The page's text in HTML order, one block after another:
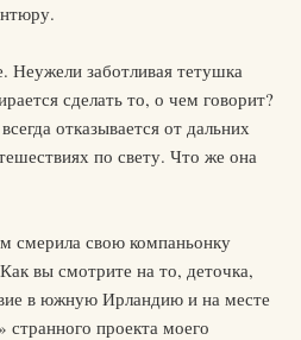
заботливая тетушка
сделать то, о чем говорит?
отказывается от дальних
по свету. Что же она
свою компаньонку
вы смотрите на то, деточка,
в южную Ирландию и на месте
странного проекта моего